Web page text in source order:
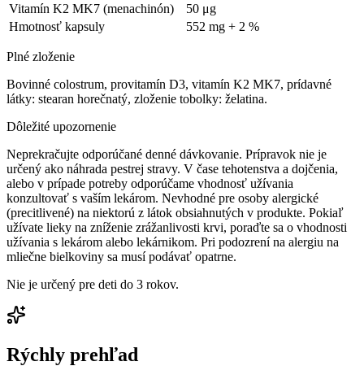
Vitamín K2 MK7 (menachinón)
50 μg
Hmotnosť kapsuly
552 mg + 2 %
Plné zloženie
Bovinné colostrum, provitamín D3, vitamín K2 MK7, prídavné
látky: stearan horečnatý, zloženie tobolky: želatina.
Dôležité upozornenie
Neprekračujte odporúčané denné dávkovanie. Prípravok nie je
určený ako náhrada pestrej stravy. V čase tehotenstva a dojčenia,
alebo v prípade potreby odporúčame vhodnosť užívania
konzultovať s vaším lekárom. Nevhodné pre osoby alergické
(precitlivené) na niektorú z látok obsiahnutých v produkte. Pokiaľ
užívate lieky na zníženie zrážanlivosti krvi, poraďte sa o vhodnosti
užívania s lekárom alebo lekárnikom. Pri podozrení na alergiu na
mliečne bielkoviny sa musí podávať opatrne.
Nie je určený pre deti do 3 rokov.
Rýchly prehľad